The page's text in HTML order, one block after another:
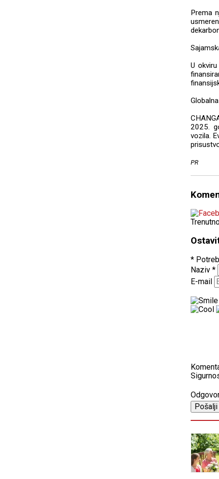
Prema
U
2025.
vozila.
PR
*
Naziv *
E-mail